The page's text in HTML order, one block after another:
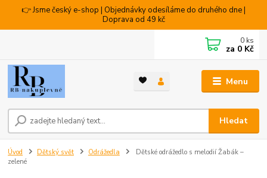
👉 Jsme český e-shop | Objednávky odesíláme do druhého dne |
Doprava od 49 kč
Menu
Hledat
0 ks
za 0 Kč
Úvod Dětský svět Odrážedla
Dětské odrážedlo s melodií Žabák –
zelené